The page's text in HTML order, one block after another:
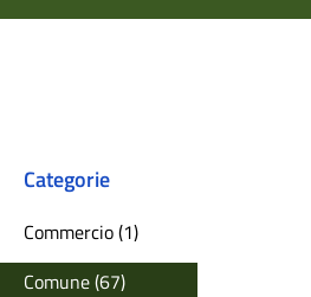
Categorie
Commercio (1)
Comune (67)